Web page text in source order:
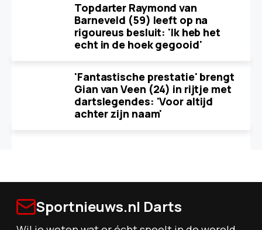
Topdarter Raymond van
Barneveld (59) leeft op na
rigoureus besluit: 'Ik heb het
echt in de hoek gegooid'
'Fantastische prestatie' brengt
Gian van Veen (24) in rijtje met
dartslegendes: 'Voor altijd
achter zijn naam'